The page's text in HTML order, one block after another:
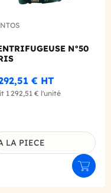
N°50
€ HT
1 292,51 € l'unité
du produit
LA PIECE